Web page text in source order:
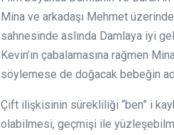
Mina ve arkadaşı Mehmet
sahnesinde aslında Damlaya iyi
Kevin’ın çabalamasına rağmen
söylemese de doğacak bebeğin
Çift ilişkisinin sürekliliği “ben” i
olabilmesi, geçmişi ile